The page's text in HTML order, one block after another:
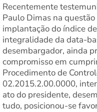
Recentemente
Paulo Dimas na
implantação do índice
integralidade da data-
desembargador, ainda
compromisso em
Procedimento de
02.2015.2.00.0000,
ato do presidente,
tudo, posicionou-se